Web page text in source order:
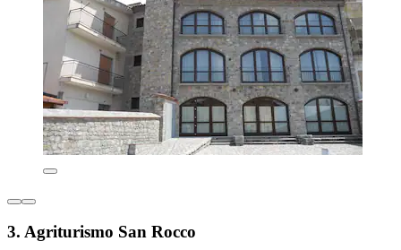
3. Agriturismo San Rocco